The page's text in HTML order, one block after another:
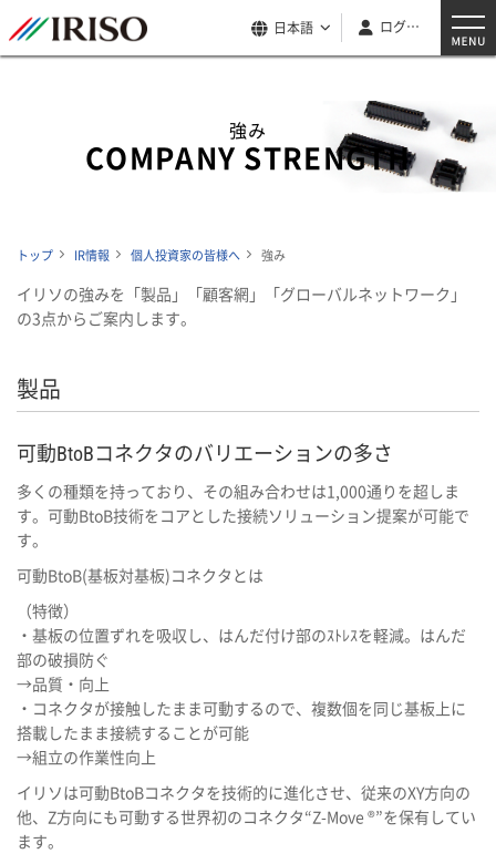
日本語 ログイン
強み
COMPANY STRENGTH
トップ IR情報 個人投資家の皆様へ 強み
イリソの強みを「製品」「顧客網」「グローバルネットワーク」
の3点からご案内します。
製品
可動BtoBコネクタのバリエーションの多さ
多くの種類を持っており、その組み合わせは1,000通りを超しま
す。可動BtoB技術をコアとした接続ソリューション提案が可能で
す。
可動BtoB(基板対基板)コネクタとは
（特徴）
・基板の位置ずれを吸収し、はんだ付け部のｽﾄﾚｽを軽減。はんだ
部の破損防ぐ
→品質・向上
・コネクタが接触したまま可動するので、複数個を同じ基板上に
搭載したまま接続することが可能
→組立の作業性向上
イリソは可動BtoBコネクタを技術的に進化させ、従来のXY方向の
他、Z方向にも可動する世界初のコネクタ“Z-Move ®”を保有してい
ます。